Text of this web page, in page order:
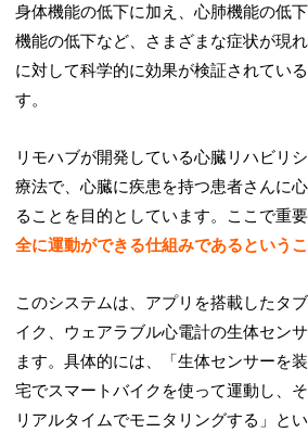
身体機能の低下に加え、心肺機能の低
機能の低下など、さまざまな症状が現
に対して科学的に効果が検証されてい
す。
リモハブが開発している心臓リハビリ
療法で、心臓に疾患を持つ患者さんに
ることを目的としています。ここで重要
全に運動ができる仕組みであるというこ
このシステムは、アプリを搭載したタ
イク、ウェアラブル心電計の生体セン
ます。具体的には、「生体センサーを
宅でスマートバイクを使って運動し、
リアルタイムでモニタリングする」と